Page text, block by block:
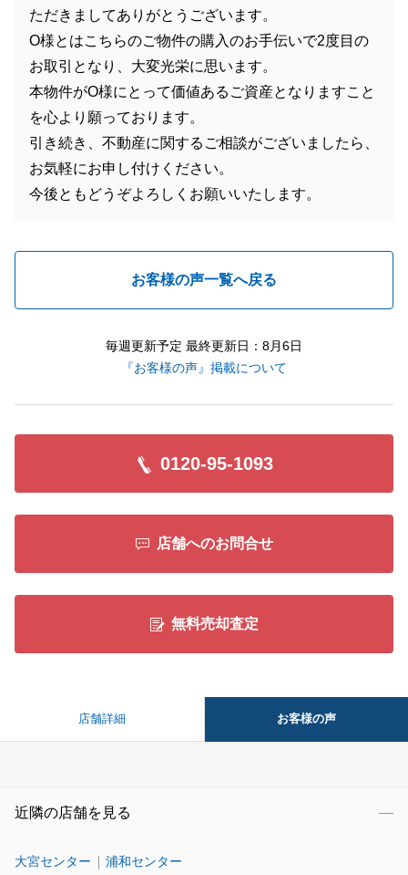
ただきましてありがとうございます。
O様とはこちらのご物件の購入のお手伝いで2度目の
お取引となり、大変光栄に思います。
本物件がO様にとって価値あるご資産となりますこと
を心より願っております。
引き続き、不動産に関するご相談がございましたら、
お気軽にお申し付けください。
今後ともどうぞよろしくお願いいたします。
お客様の声一覧へ戻る
毎週更新予定 最終更新日：8月6日
『お客様の声』掲載について
0120-95-1093
店舗へのお問合せ
無料売却査定
店舗詳細 お客様の声
近隣の店舗を見る
大宮センター 浦和センター